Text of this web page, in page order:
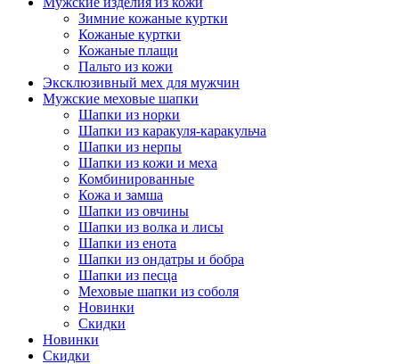
Зимние кожаные куртки
Кожаные куртки
Кожаные плащи
Пальто из кожи
Эксклюзивный мех для мужчин
Мужские меховые шапки
Шапки из норки
Шапки из каракуля-каракульча
Шапки из нерпы
Шапки из кожи и меха
Комбинированные
Кожа и замша
Шапки из овчины
Шапки из волка и лисы
Шапки из енота
Шапки из ондатры и бобра
Шапки из песца
Меховые шапки из соболя
Новинки
Скидки
Новинки
Скидки